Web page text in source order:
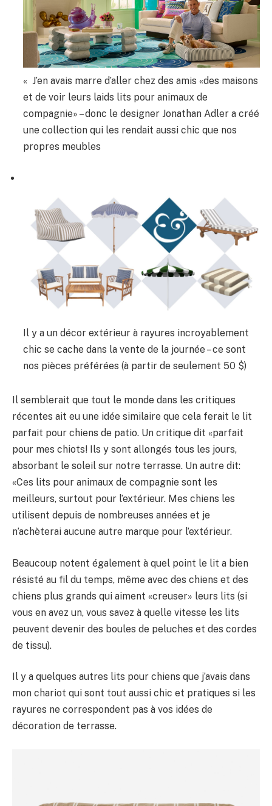
« J’en avais marre d’aller chez des amis «des maisons
et de voir leurs laids lits pour animaux de
compagnie» – donc le designer Jonathan Adler a créé
une collection qui les rendait aussi chic que nos
propres meubles
Il y a un décor extérieur à rayures incroyablement
chic se cache dans la vente de la journée – ce sont
nos pièces préférées (à partir de seulement 50 $)
Il semblerait que tout le monde dans les critiques
récentes ait eu une idée similaire que cela ferait le lit
parfait pour chiens de patio. Un critique dit «parfait
pour mes chiots! Ils y sont allongés tous les jours,
absorbant le soleil sur notre terrasse. Un autre dit:
«Ces lits pour animaux de compagnie sont les
meilleurs, surtout pour l’extérieur. Mes chiens les
utilisent depuis de nombreuses années et je
n’achèterai aucune autre marque pour l’extérieur.
Beaucoup notent également à quel point le lit a bien
résisté au fil du temps, même avec des chiens et des
chiens plus grands qui aiment «creuser» leurs lits (si
vous en avez un, vous savez à quelle vitesse les lits
peuvent devenir des boules de peluches et des cordes
de tissu).
Il y a quelques autres lits pour chiens que j’avais dans
mon chariot qui sont tout aussi chic et pratiques si les
rayures ne correspondent pas à vos idées de
décoration de terrasse.